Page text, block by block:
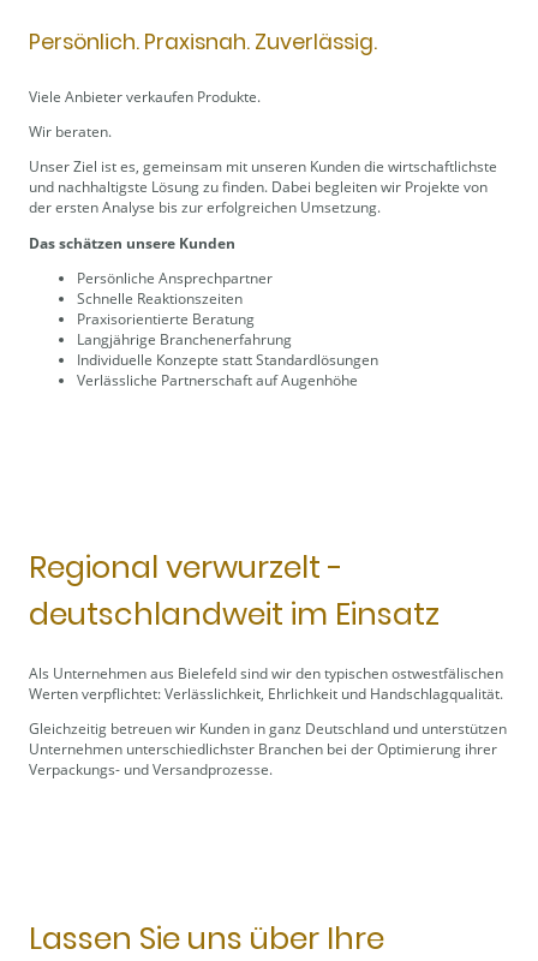
Persönlich. Praxisnah. Zuverlässig.
Viele Anbieter verkaufen Produkte.
Wir beraten.
Unser Ziel ist es, gemeinsam mit unseren Kunden die wirtschaftlichste
und nachhaltigste Lösung zu finden. Dabei begleiten wir Projekte von
der ersten Analyse bis zur erfolgreichen Umsetzung.
Das schätzen unsere Kunden
Persönliche Ansprechpartner
Schnelle Reaktionszeiten
Praxisorientierte Beratung
Langjährige Branchenerfahrung
Individuelle Konzepte statt Standardlösungen
Verlässliche Partnerschaft auf Augenhöhe
Regional verwurzelt -
deutschlandweit im Einsatz
Als Unternehmen aus Bielefeld sind wir den typischen ostwestfälischen
Werten verpflichtet: Verlässlichkeit, Ehrlichkeit und Handschlagqualität.
Gleichzeitig betreuen wir Kunden in ganz Deutschland und unterstützen
Unternehmen unterschiedlichster Branchen bei der Optimierung ihrer
Verpackungs- und Versandprozesse.
Lassen Sie uns über Ihre